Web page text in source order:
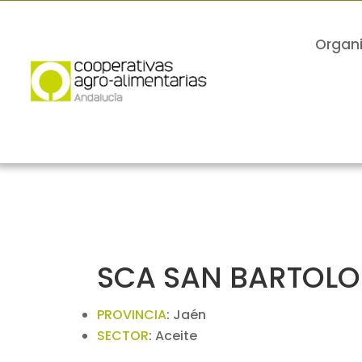
SCA SAN
PROVINCIA: Jaén
SECTOR:Aceite